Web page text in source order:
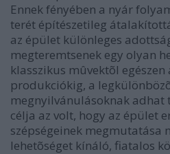
Ennek fényében a nyár
terét építészetileg
az épület különleges
megteremtsenek egy olyan
klasszikus mûvektõl
produkciókig, a
megnyilvánulásoknak adhat
célja az volt, hogy az épület
szépségeinek megmutatása
lehetõséget kínáló, fiatalos